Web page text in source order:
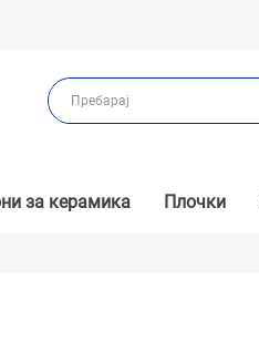
за керамика Плочки